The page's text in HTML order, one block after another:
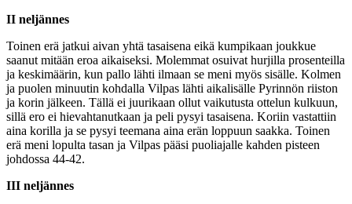
II neljännes
Toinen erä jatkui aivan yhtä tasaisena eikä kumpikaan joukkue
saanut mitään eroa aikaiseksi. Molemmat osuivat hurjilla prosenteilla
ja keskimäärin, kun pallo lähti ilmaan se meni myös sisälle. Kolmen
ja puolen minuutin kohdalla Vilpas lähti aikalisälle Pyrinnön riiston
ja korin jälkeen. Tällä ei juurikaan ollut vaikutusta ottelun kulkuun,
sillä ero ei hievahtanutkaan ja peli pysyi tasaisena. Koriin vastattiin
aina korilla ja se pysyi teemana aina erän loppuun saakka. Toinen
erä meni lopulta tasan ja Vilpas pääsi puoliajalle kahden pisteen
johdossa 44-42.
III neljännes